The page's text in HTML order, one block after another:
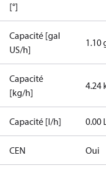
[°]
Capacité [gal
US/h]
1.10
Capacité
[kg/h]
4.24
Capacité [l/h] 0.00
CEN Oui